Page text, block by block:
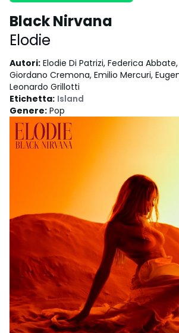
Black Nirvana
Elodie
Autori: Elodie Di Patrizi, Federica
Giordano Cremona, Emilio Mercuri,
Leonardo Grillotti
Etichetta: Island
Genere: Pop